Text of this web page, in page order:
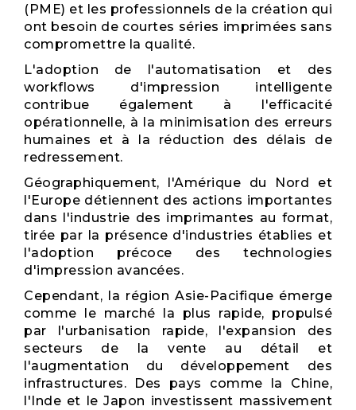
(PME) et les professionnels de la création qui
ont besoin de courtes séries imprimées sans
compromettre la qualité.
L'adoption de l'automatisation et des
workflows d'impression intelligente
contribue également à l'efficacité
opérationnelle, à la minimisation des erreurs
humaines et à la réduction des délais de
redressement.
Géographiquement, l'Amérique du Nord et
l'Europe détiennent des actions importantes
dans l'industrie des imprimantes au format,
tirée par la présence d'industries établies et
l'adoption précoce des technologies
d'impression avancées.
Cependant, la région Asie-Pacifique émerge
comme le marché la plus rapide, propulsé
par l'urbanisation rapide, l'expansion des
secteurs de la vente au détail et
l'augmentation du développement des
infrastructures. Des pays comme la Chine,
l'Inde et le Japon investissent massivement